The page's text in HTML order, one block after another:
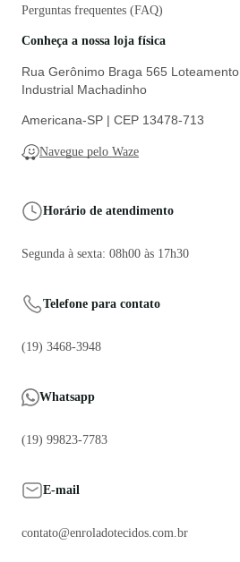
Perguntas frequentes (FAQ)
Conheça a nossa loja física
Rua Gerônimo Braga 565 Loteamento
Industrial Machadinho
Americana-SP | CEP 13478-713
Navegue pelo Waze
Horário de atendimento
Segunda à sexta: 08h00 às 17h30
Telefone para contato
(19) 3468-3948
Whatsapp
(19) 99823-7783
E-mail
contato@enroladotecidos.com.br